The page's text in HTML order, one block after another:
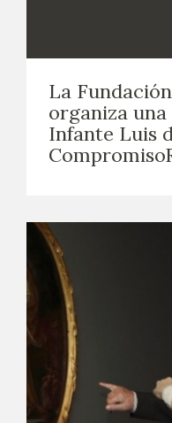
CEDEA
FICHAS ARASAAC
La
organiza
Infante Luis